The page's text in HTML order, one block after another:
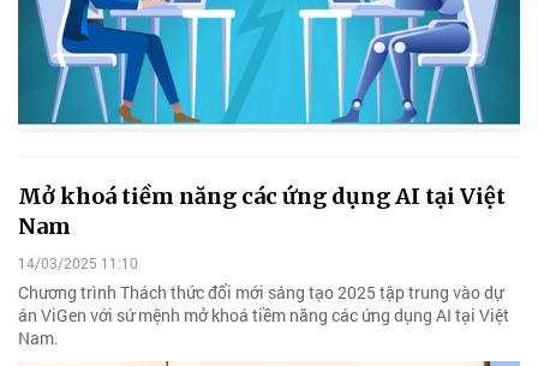
Mở khoá tiềm năng các ứng dụng AI tại Việt
Nam
14/03/2025 11:10
Chương trình Thách thức đổi mới sáng tạo 2025 tập trung vào dự
án ViGen với sứ mệnh mở khoá tiềm năng các ứng dụng AI tại Việt
Nam.